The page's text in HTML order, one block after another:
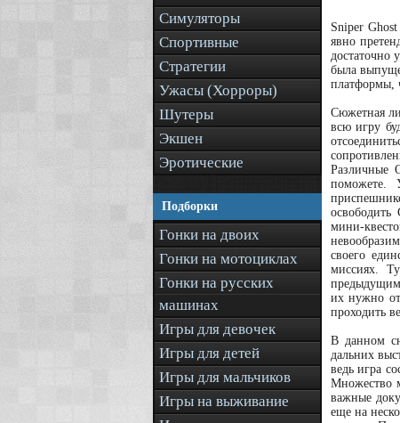
Симуляторы
Спортивные
Стратегии
Ужасы (Хорроры)
Шутеры
Экшен
Эротические
Подборки
Гонки на двоих
Гонки на мотоциклах
Гонки на русских
машинах
Игры для девочек
Игры для детей
Игры для мальчиков
Игры на выживание
Sniper
явно
достаточно
была
платформы,
Сюжетная
всю игру
Различные
поможете.
мини-
своего
миссиях.
их нужно
проходить
В данном
дальних
ведь игра
Множество
важные
еще на